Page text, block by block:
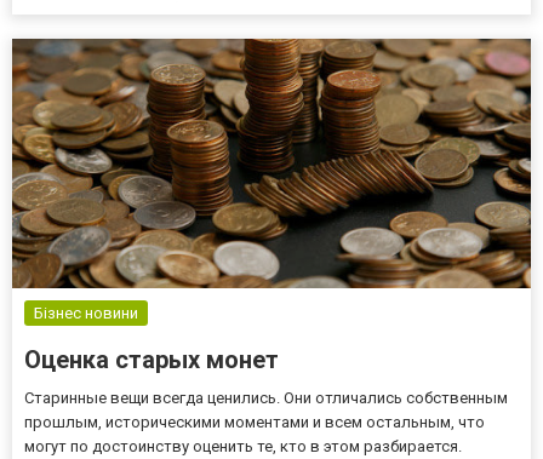
опла...
Бізнес новини
Оценка старых монет
Старинные вещи всегда ценились. Они отличались собственным
прошлым, историческими моментами и всем остальным, что
могут по достоинству оценить те, кто в этом разбирается.